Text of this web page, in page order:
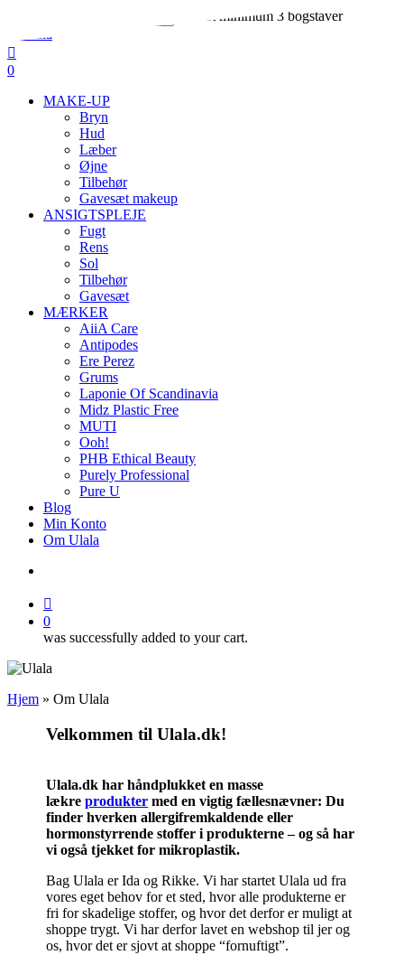
main
content
Indtast minimum 3 bogstaver
Search
search
0
MAKE-UP
Bryn
Hud
Læber
Øjne
Tilbehør
Gavesæt makeup
ANSIGTSPLEJE
Fugt
Rens
Sol
Tilbehør
Gavesæt
MÆRKER
AiiA Care
Antipodes
Ere Perez
Grums
Laponie Of Scandinavia
Midz Plastic Free
MUTI
Ooh!
PHB Ethical Beauty
Purely Professional
Pure U
Blog
Min Konto
Om Ulala
0
was successfully added to your cart.
Hjem » Om Ulala
Velkommen til Ulala.dk!
Ulala.dk har håndplukket en masse
lækreprodukter med en vigtig fællesnævner: Du
finder hverken allergifremkaldende eller
hormonstyrrende stoffer i produkterne – og så har
vi også tjekket for mikroplastik.
Bag Ulala er Ida og Rikke. Vi har startet Ulala ud fra
vores eget behov for et sted, hvor alle produkterne er
fri for skadelige stoffer, og hvor det derfor er muligt at
shoppe trygt. Vi har derfor lavet en webshop til jer og
os, hvor det er sjovt at shoppe “fornuftigt”.